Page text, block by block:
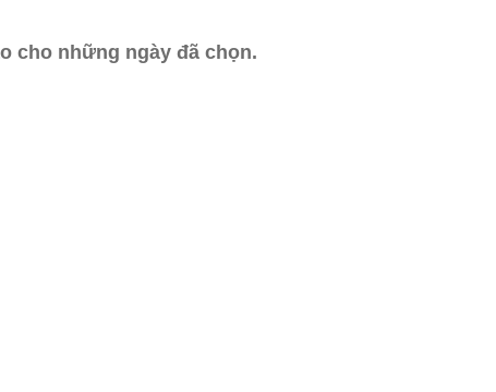
cho những ngày đã chọn.